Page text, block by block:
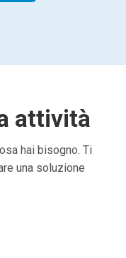
attività
hai bisogno. Ti
una soluzione